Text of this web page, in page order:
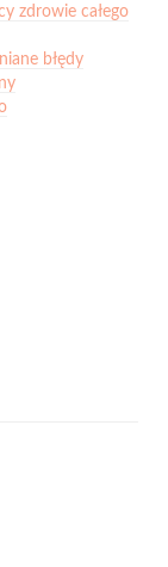
zdrowie całego
błędy